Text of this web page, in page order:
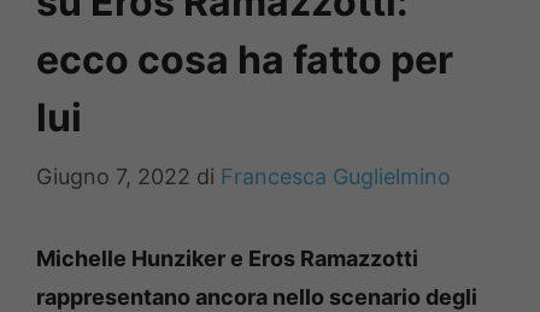
ecco cosa ha fatto per
lui
Giugno 7, 2022 di Francesca Guglielmino
Michelle Hunziker e Eros Ramazzotti
rappresentano ancora nello scenario degli